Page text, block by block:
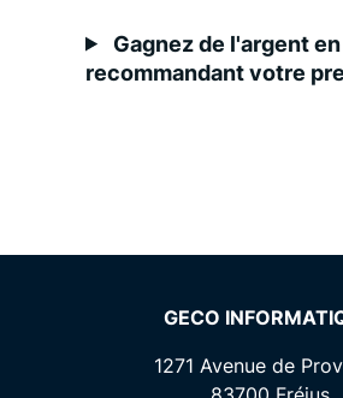
Gagnez de l'argent en
recommandant votre
GECO
1271 Avenue de